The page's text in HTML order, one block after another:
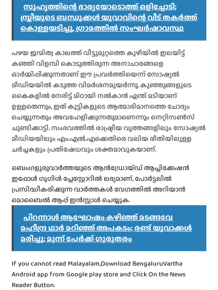
സുഹൃത്തിന്റെ ഭാര്യയോടൊത്ത് ഒളിച്ചോടി;
സ്ത്രീയുടെ ബന്ധുക്കൾ യുവാവിന്റെ വീട് തകർത്ത്
കൊള്ളയടിച്ചു, ഗ്രാമത്തിൽ സംഘർഷാവസ്ഥ
പഴയ ജന്മിത്വ കാലത്ത് വീട്ടുമുറ്റത്തെ കുഴിയിൽ ഇലയിട്ട്
കഞ്ഞി വിളമ്പി കൊടുത്തിരുന്ന അനാചാരങ്ങളെ
ഓർമ്മിപ്പിക്കുന്നതാണ് ഈ പ്രവർത്തിയെന്ന് സോഷ്യൽ
മീഡിയയിൽ കടുത്ത വിമർശനമുയർന്നു. കുഞ്ഞുങ്ങളുടെ
കൈകളിൽ നേരിട്ട് മിഠായി നൽകാൻ എന്ത് മടിയാണ്
ഉള്ളതെന്നും, ഇത് കുട്ടികളുടെ ആത്മാഭിമാനത്തെ ചോദ്യം
ചെയ്യുന്നതും അവഹേളിക്കുന്നതുമാണെന്നും നെറ്റിസൺസ്
ചൂണ്ടിക്കാട്ടി. സംഭവത്തിൽ രാഷ്ട്രീയ വൃത്തങ്ങളിലും സോഷ്യൽ
മീഡിയയിലും എം.എൽ.എക്കെതിരെ വലിയ രീതിയിലുള്ള
ചർച്ചകളും പ്രതിഷേധവും ശക്തമാവുകയാണ്.
ബെംഗളൂരുവാർത്തയുടെ ആൻഡ്രോയ്ഡ് ആപ്ലിക്കേഷൻ
ഇപ്പോൾ ഗൂഗിൾ പ്ലേസ്റ്റോറിൽ ലഭ്യമാണ്, പോർട്ടലിൽ
പ്രസിദ്ധീകരിക്കുന്ന വാർത്തകൾ വേഗത്തിൽ അറിയാൻ
മൊബൈൽ ആപ്പ് ഇൻസ്റ്റാൾ ചെയ്യുക.
പിറന്നാൾ ആഘോഷം കഴിഞ്ഞ് മടങ്ങവേ
മഹീന്ദ്ര ഥാർ മറിഞ്ഞ് അപകടം; രണ്ട് യുവാക്കൾ
മരിച്ചു; മൂന്ന് പേർക്ക് ഗുരുതരം
If you cannot read Malayalam,Download BengaluruVartha
Android app from Google play store and Click On the News
Reader Button.